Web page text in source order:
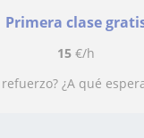
Primera clase
15€/h
¿A qué esperas? ¡Te estoy esperando! Aprender